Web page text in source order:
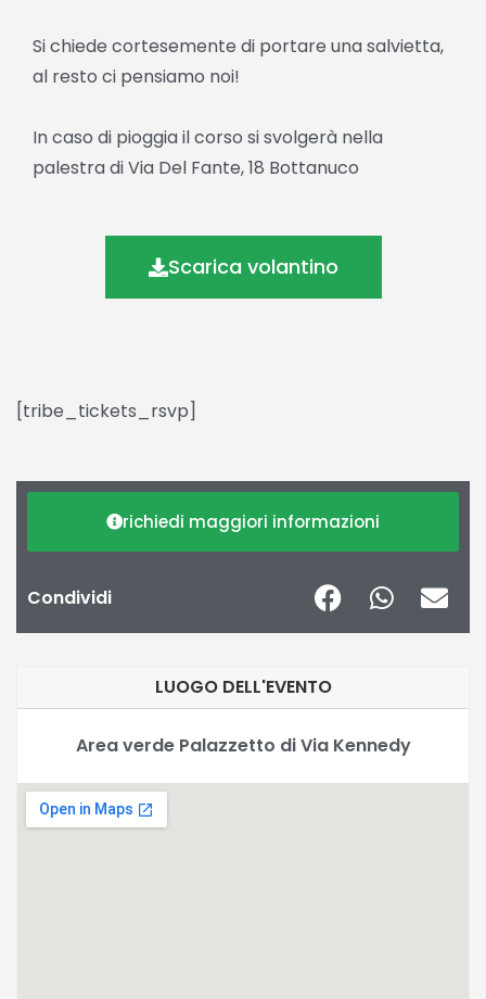
Si chiede cortesemente di portare una salvietta,
al resto ci pensiamo noi!
In caso di pioggia il corso si svolgerà nella
palestra di Via Del Fante, 18 Bottanuco
Scarica volantino
[tribe_tickets_rsvp]
richiedi maggiori informazioni
Condividi
LUOGO DELL'EVENTO
Area verde Palazzetto di Via Kennedy